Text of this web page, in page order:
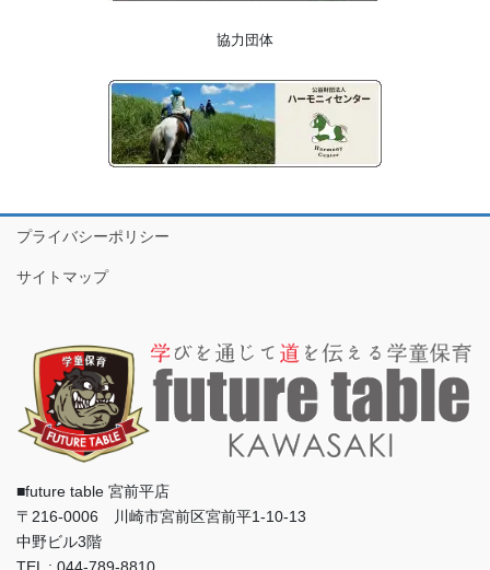
協力団体
プライバシーポリシー
サイトマップ
■future table 宮前平店
〒216-0006 川崎市宮前区宮前平1-10-13
中野ビル3階